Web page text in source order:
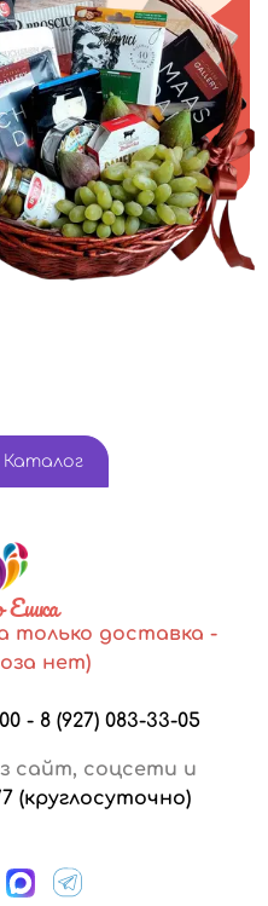
Каталог
Ешка
только доставка -
нет)
- 8 (927) 083-33-05
сайт, соцсети и
(круглосуточно)